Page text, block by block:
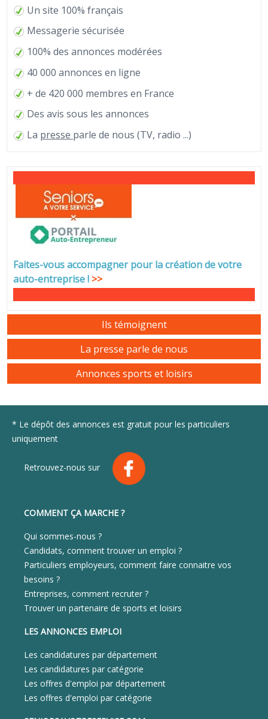
Un site 100% français
Messagerie sécurisée
100% des annonces modérées
40 000 annonces en ligne
+ de 420 000 membres en France
Des avis sous les annonces
La presse parle de nous (TV, radio ...)
Faites-vous accompagner pour la création de votre
auto-entreprise! >>
Ils témoignent
La presse parle de nous
Annonces sports et loisirs
* Le dépôt des annonces est gratuit pour les particuliers
uniquement
Retrouvez-nous sur
COMMENT ÇA MARCHE ?
Qui sommes-nous ?
Candidats, comment trouver un emploi ?
Particuliers employeurs, comment faire connaitre vos
besoins ?
Entreprises, comment recruter ?
Trouver un partenaire de sports et loisirs
LES ANNONCES EMPLOI
Les candidatures par département
Les candidatures par catégorie
Les offres d'emploi par département
Les offres d'emploi par catégorie